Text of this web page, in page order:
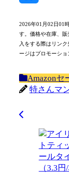
2026年01月02日01
す。価格や在庫、
入をする際はリン
ージはプロモーショ
Amazonセ
特さんマ